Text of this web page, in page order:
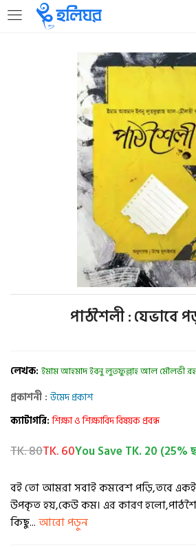
LOGIN
Enter your username and
Remember me
Login
Lost password?
পাঠশৈলী : যেভাবে
লেখক: ইমাম আহমাদ ইবনু লুতফুল্লাহ আল মৌলভী
প্রকাশনী :উমেদ প্রকাশ
ক্যাটাগরি:শিক্ষা ও শিক্ষাবিদ বিষয়ক প্রবন্ধ
TK. 80TK. 60You Save TK. 20 (25%
বই তো আমরা সবাই কমবেশ পড়ি,তবে
উপকৃত হয়,কেউ কম। এর কারণ
কিছু...আরো পড়ুন